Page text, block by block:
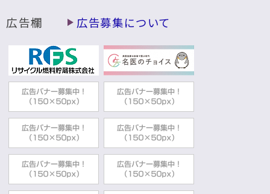
広告欄 広告募集について